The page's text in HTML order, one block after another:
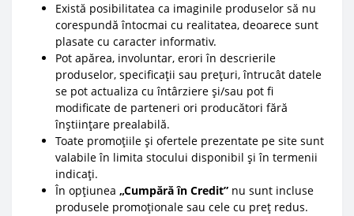
Există posibilitatea ca imaginile produselor să nu
corespundă întocmai cu realitatea, deoarece sunt
plasate cu caracter informativ.
Pot apărea, involuntar, erori în descrierile
produselor, specificații sau prețuri, întrucât datele
se pot actualiza cu întârziere și/sau pot fi
modificate de parteneri ori producători fără
înștiințare prealabilă.
Toate promoțiile și ofertele prezentate pe site sunt
valabile în limita stocului disponibil și în termenii
indicați.
În opțiunea „Cumpără în Credit” nu sunt incluse
produsele promoționale sau cele cu preț redus.